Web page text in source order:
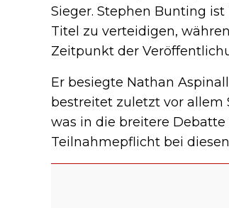
Sieger. Stephen Bunting
Titel zu verteidigen,
Zeitpunkt der
Er besiegte Nathan
bestreitet zuletzt vor allem
was in die breitere
Teilnahmepflicht bei